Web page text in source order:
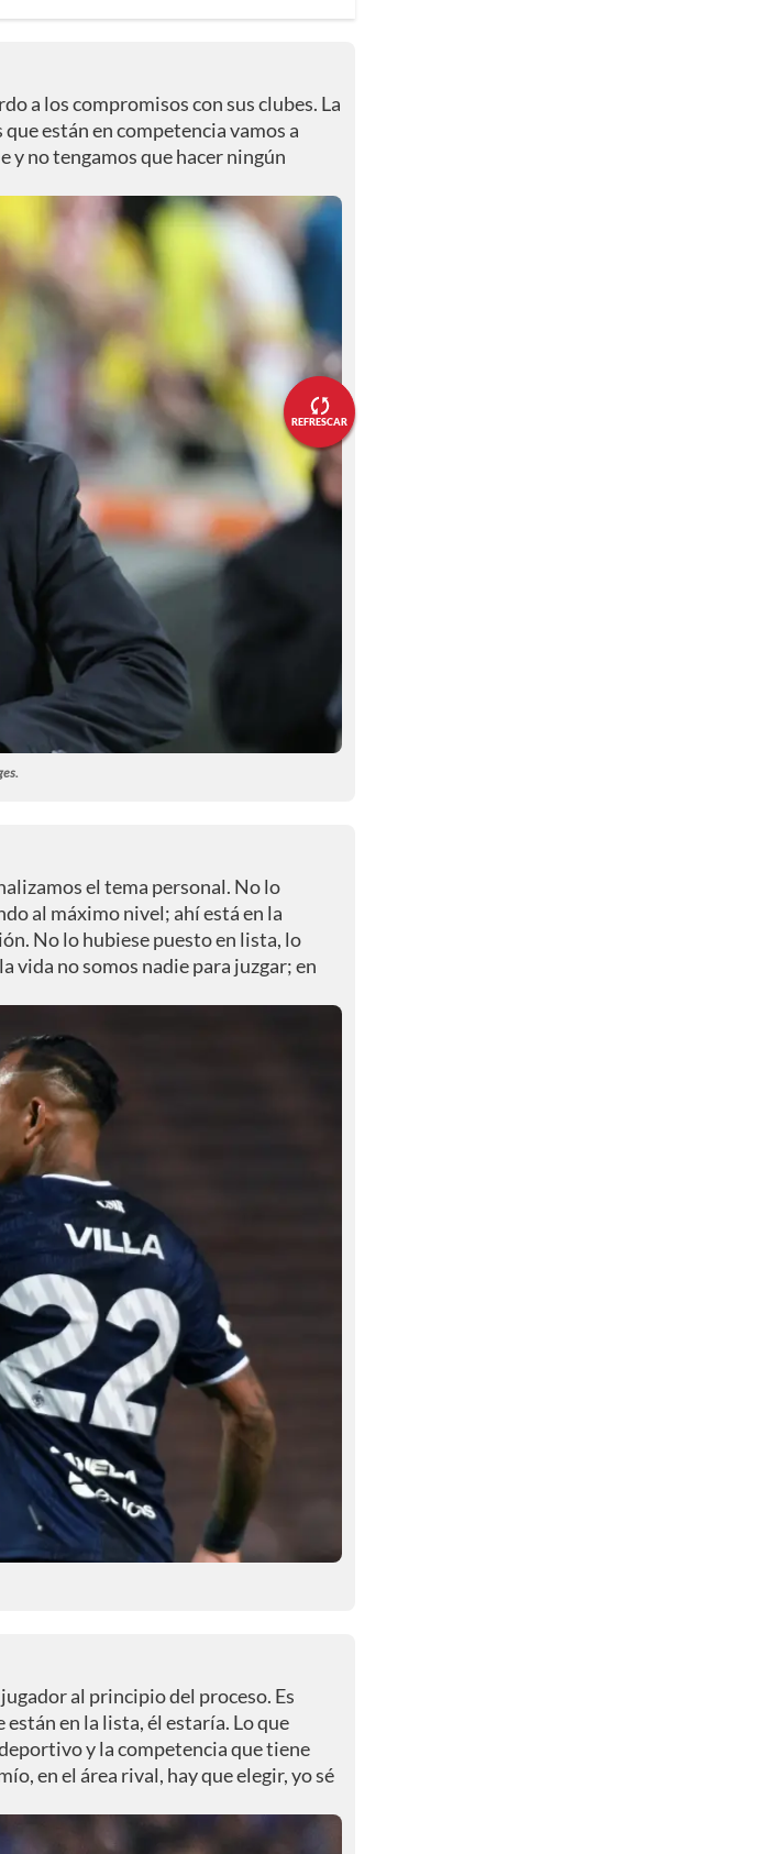
REFRESCAR
a los compromisos con sus clubes. La
están en competencia vamos a
y no tengamos que hacer ningún
el tema personal. No lo
al máximo nivel; ahí está en la
No lo hubiese puesto en lista, lo
vida no somos nadie para juzgar; en
al principio del proceso. Es
en la lista, él estaría. Lo que
y la competencia que tiene
en el área rival, hay que elegir, yo sé